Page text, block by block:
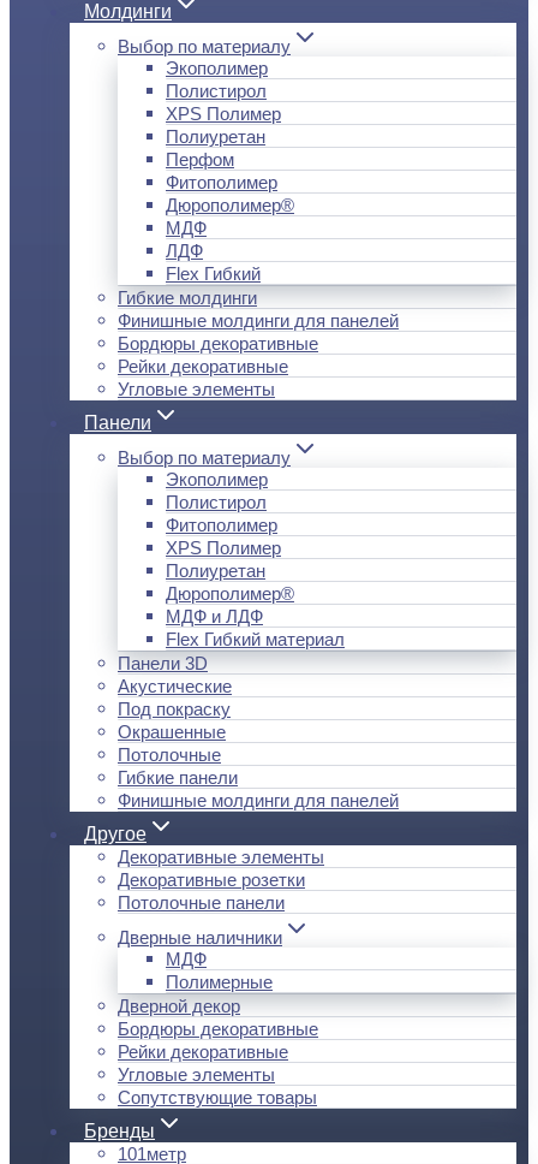
Молдинги
Выбор по материалу
Экополимер
Полистирол
XPS Полимер
Полиуретан
Перфом
Фитополимер
Дюрополимер®
МДФ
ЛДФ
Flex Гибкий
Гибкие молдинги
Финишные молдинги для панелей
Бордюры декоративные
Рейки декоративные
Угловые элементы
Панели
Выбор по материалу
Экополимер
Полистирол
Фитополимер
XPS Полимер
Полиуретан
Дюрополимер®
МДФ и ЛДФ
Flex Гибкий материал
Панели 3D
Акустические
Под покраску
Окрашенные
Потолочные
Гибкие панели
Финишные молдинги для панелей
Другое
Декоративные элементы
Декоративные розетки
Потолочные панели
Дверные наличники
МДФ
Полимерные
Дверной декор
Бордюры декоративные
Рейки декоративные
Угловые элементы
Сопутствующие товары
Бренды
101метр